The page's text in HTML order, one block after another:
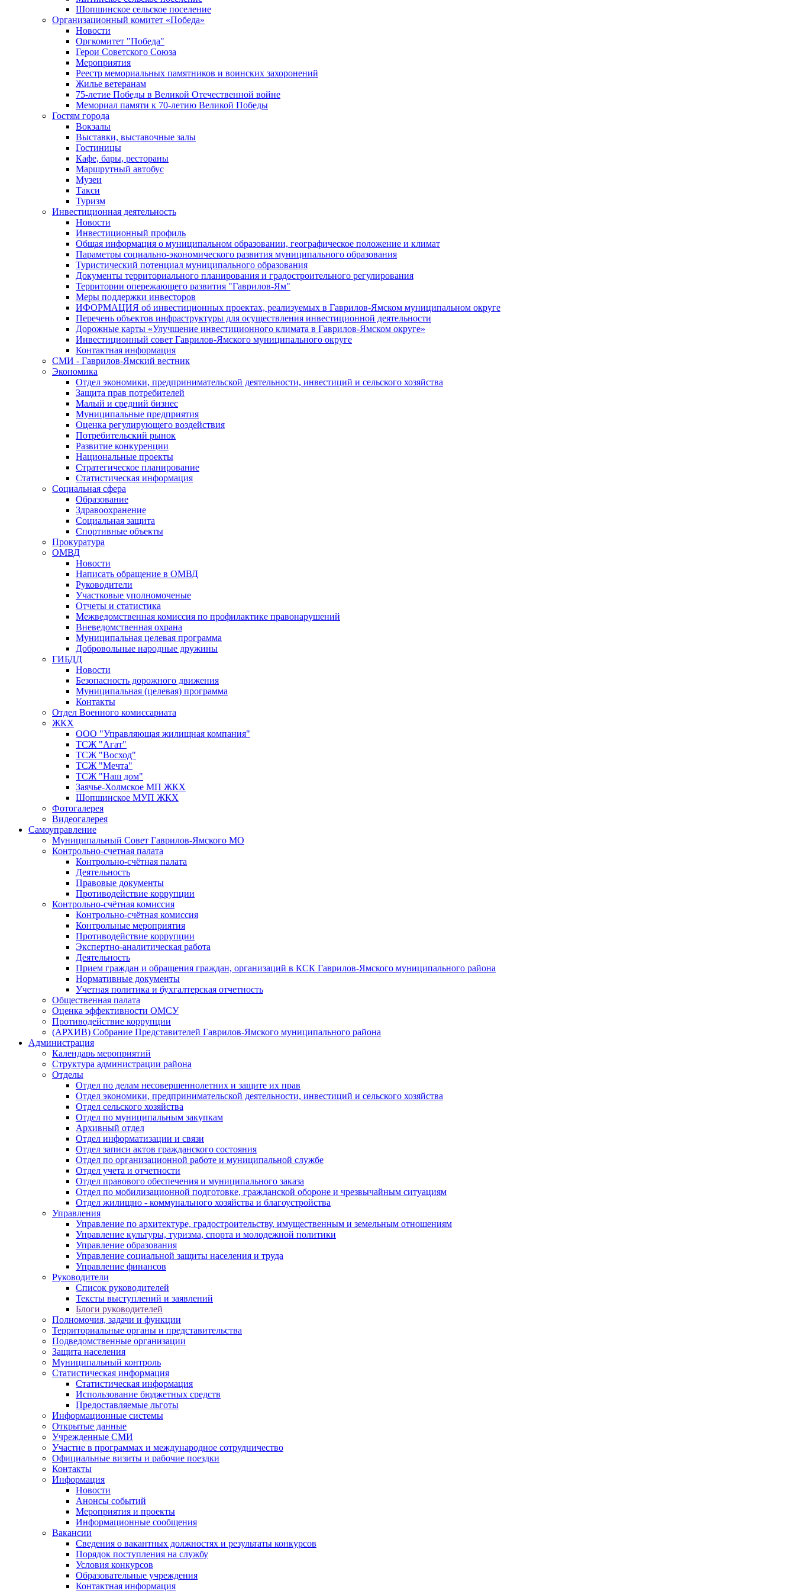
Шопшинское сельское поселение
Организационный комитет «Победа»
Новости
Оргкомитет "Победа"
Герои Советского Союза
Мероприятия
Реестр мемориальных памятников и воинских захоронений
Жилье ветеранам
75-летие Победы в Великой Отечественной войне
Мемориал памяти к 70-летию Великой Победы
Гостям города
Вокзалы
Выставки, выставочные залы
Гостиницы
Кафе, бары, рестораны
Маршрутный автобус
Музеи
Такси
Туризм
Инвестиционная деятельность
Новости
Инвестиционный профиль
Общая информация о муниципальном образовании, географическое положение и климат
Параметры социально-экономического развития муниципального образования
Туристический потенциал муниципального образования
Документы территориального планирования и градостроительного регулирования
Территории опережающего развития "Гаврилов-Ям"
Меры поддержки инвесторов
ИФОРМАЦИЯ об инвестиционных проектах, реализуемых в Гаврилов-Ямском муниципальном округе
Перечень объектов инфраструктуры для осуществления инвестиционной деятельности
Дорожные карты «Улучшение инвестиционного климата в Гаврилов-Ямском округе»
Инвестиционный совет Гаврилов-Ямского муниципального округе
Контактная информация
СМИ - Гаврилов-Ямский вестник
Экономика
Отдел экономики, предпринимательской деятельности, инвестиций и сельского хозяйства
Защита прав потребителей
Малый и средний бизнес
Муниципальные предприятия
Оценка регулирующего воздействия
Потребительский рынок
Развитие конкуренции
Национальные проекты
Стратегическое планирование
Статистическая информация
Социальная сфера
Образование
Здравоохранение
Социальная защита
Спортивные объекты
Прокуратура
ОМВД
Новости
Написать обращение в ОМВД
Руководители
Участковые уполномоченые
Отчеты и статистика
Межведомственная комиссия по профилактике правонарушений
Вневедомственная охрана
Муниципальная целевая программа
Добровольные народные дружины
ГИБДД
Новости
Безопасность дорожного движения
Муниципальная (целевая) программа
Контакты
Отдел Военного комиссариата
ЖКХ
ООО "Управляющая жилищная компания"
ТСЖ "Агат"
ТСЖ "Восход"
ТСЖ "Мечта"
ТСЖ "Наш дом"
Заячье-Холмское МП ЖКХ
Шопшинское МУП ЖКХ
Фотогалерея
Видеогалерея
Самоуправление
Муниципальный Совет Гаврилов-Ямского МО
Контрольно-счетная палата
Контрольно-счётная палата
Деятельность
Правовые документы
Противодействие коррупции
Контрольно-счётная комиссия
Контрольно-счётная комиссия
Контрольные мероприятия
Противодействие коррупции
Экспертно-аналитическая работа
Деятельность
Прием граждан и обращения граждан, организаций в КСК Гаврилов-Ямского муниципального района
Нормативные документы
Учетная политика и бухгалтерская отчетность
Общественная палата
Оценка эффективности ОМСУ
Противодействие коррупции
(АРХИВ) Собрание Представителей Гаврилов-Ямского муниципального района
Администрация
Календарь мероприятий
Структура администрации района
Отделы
Отдел по делам несовершеннолетних и защите их прав
Отдел экономики, предпринимательской деятельности, инвестиций и сельского хозяйства
Отдел сельского хозяйства
Отдел по муниципальным закупкам
Архивный отдел
Отдел информатизации и связи
Отдел записи актов гражданского состояния
Отдел по организационной работе и муниципальной службе
Отдел учета и отчетности
Отдел правового обеспечения и муниципального заказа
Отдел по мобилизационной подготовке, гражданской обороне и чрезвычайным ситуациям
Отдел жилищно - коммунального хозяйства и благоустройства
Управления
Управление по архитектуре, градостроительству, имущественным и земельным отношениям
Управление культуры, туризма, спорта и молодежной политики
Управление образования
Управление социальной защиты населения и труда
Управление финансов
Руководители
Список руководителей
Тексты выступлений и заявлений
Блоги руководителей
Полномочия, задачи и функции
Территориальные органы и представительства
Подведомственные организации
Защита населения
Муниципальный контроль
Статистическая информация
Статистическая информация
Использование бюджетных средств
Предоставляемые льготы
Информационные системы
Открытые данные
Учрежденные СМИ
Участие в программах и международное сотрудничество
Официальные визиты и рабочие поездки
Контакты
Информация
Новости
Анонсы событий
Мероприятия и проекты
Информационные сообщения
Вакансии
Сведения о вакантных должностях и результаты конкурсов
Порядок поступления на службу
Условия конкурсов
Образовательные учреждения
Контактная информация